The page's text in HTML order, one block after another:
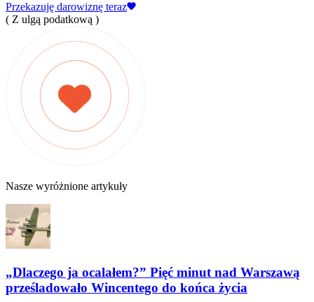
Przekazuję darowiznę teraz
( Z ulgą podatkową )
Nasze wyróżnione artykuły
„Dlaczego ja ocalałem?” Pięć minut nad Warszawą
prześladowało Wincentego do końca życia